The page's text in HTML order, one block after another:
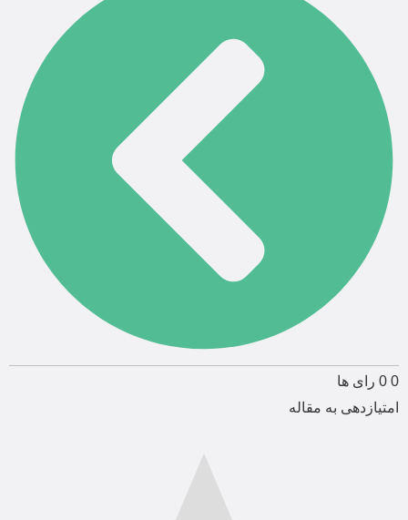
0
0 رای ها
امتیازدهی به مقاله